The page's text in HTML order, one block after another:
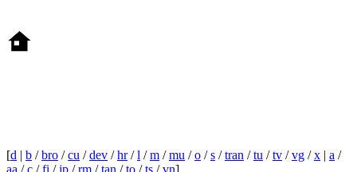
[d | b /bro /cu /dev /hr/l /m /mu /o /s /tran /tu /tv /vg /x | a /
aa /c /fi /jp /rm /tan /to /ts /vn]